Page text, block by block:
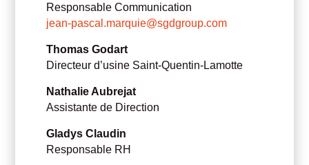
Responsable Communication
jean-pascal.marquie@sgdgroup.com
Thomas Godart
Directeur d’usine Saint-Quentin-Lamotte
Nathalie Aubrejat
Assistante de Direction
Gladys Claudin
Responsable RH